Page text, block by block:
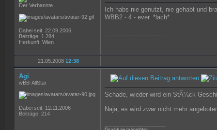
Der Verbannte
Dabei seit: 22.09.2006
Beiträge: 1.284
Herkunft: Wien
Ich habs nie genutzt, nie gehabt und
WBB2 - 4 - ever. *lach*
21.05.2008 12:38
Agi
wBB-AllStar
Dabei seit: 12.11.2006
Beiträge: 214
Schade, wieder wird ein StÃ¼ck
Naja, es wird zwar nicht mehr